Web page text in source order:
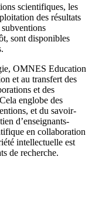
scientifiques, les
des résultats
sont disponibles
OMNES Education
et au transfert des
et des
englobe des
et du savoir-
d’enseignants-
en collaboration
intellectuelle est
de recherche.